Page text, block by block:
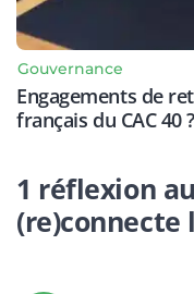
Gouvernance
Engagements de
français du CAC 40 ?
1 réflexion
(re)connecte